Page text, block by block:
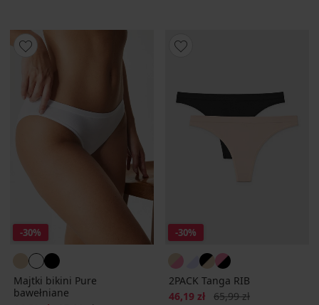
-30%
Majtki bikini Pure
bawełniane
-30%
2PACK Tanga RIB
Zniżka
46,19 zł Pierwotna cena
65,99 zł